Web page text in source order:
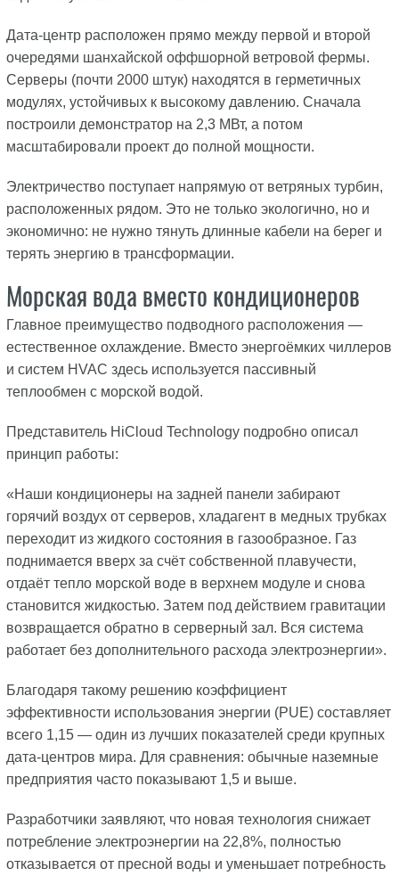
Дата-центр расположен прямо между первой и второй
очередями шанхайской оффшорной ветровой фермы.
Серверы (почти 2000 штук) находятся в герметичных
модулях, устойчивых к высокому давлению. Сначала
построили демонстратор на 2,3 МВт, а потом
масштабировали проект до полной мощности.
Электричество поступает напрямую от ветряных турбин,
расположенных рядом. Это не только экологично, но и
экономично: не нужно тянуть длинные кабели на берег и
терять энергию в трансформации.
Морская вода вместо кондиционеров
Главное преимущество подводного расположения —
естественное охлаждение. Вместо энергоёмких чиллеров
и систем HVAC здесь используется пассивный
теплообмен с морской водой.
Представитель HiCloud Technology подробно описал
принцип работы:
«Наши кондиционеры на задней панели забирают
горячий воздух от серверов, хладагент в медных трубках
переходит из жидкого состояния в газообразное. Газ
поднимается вверх за счёт собственной плавучести,
отдаёт тепло морской воде в верхнем модуле и снова
становится жидкостью. Затем под действием гравитации
возвращается обратно в серверный зал. Вся система
работает без дополнительного расхода электроэнергии».
Благодаря такому решению коэффициент
эффективности использования энергии (PUE) составляет
всего 1,15 — один из лучших показателей среди крупных
дата-центров мира. Для сравнения: обычные наземные
предприятия часто показывают 1,5 и выше.
Разработчики заявляют, что новая технология снижает
потребление электроэнергии на 22,8%, полностью
отказывается от пресной воды и уменьшает потребность